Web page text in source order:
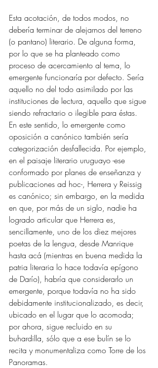
Esta acotación, de todos modos, no
debería terminar de alejarnos del terreno
(o pantano) literario. De alguna forma,
por lo que se ha planteado como
proceso de acercamiento al tema, lo
emergente funcionaría por defecto. Sería
aquello no del todo asimilado por las
instituciones de lectura, aquello que sigue
siendo refractario o ilegible para éstas.
En este sentido, lo emergente como
oposición a canónico también sería
categorización desfallecida. Por ejemplo,
en el paisaje literario uruguayo -ese
conformado por planes de enseñanza y
publicaciones ad hoc-, Herrera y Reissig
es canónico; sin embargo, en la medida
en que, por más de un siglo, nadie ha
logrado articular que Herrera es,
sencillamente, uno de los diez mejores
poetas de la lengua, desde Manrique
hasta acá (mientras en buena medida la
patria literaria lo hace todavía epígono
de Darío), habría que considerarlo un
emergente, porque todavía no ha sido
debidamente institucionalizado, es decir,
ubicado en el lugar que lo acomoda;
por ahora, sigue recluido en su
buhardilla, sólo que a ese bulín se lo
recita y monumentaliza como Torre de los
Panoramas.